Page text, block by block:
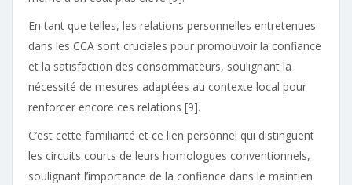
En tant que telles, les relations personnelles entretenues
dans les CCA sont cruciales pour promouvoir la confiance
et la satisfaction des consommateurs, soulignant la
nécessité de mesures adaptées au contexte local pour
renforcer encore ces relations [9].
C’est cette familiarité et ce lien personnel qui distinguent
les circuits courts de leurs homologues conventionnels,
soulignant l’importance de la confiance dans le maintien